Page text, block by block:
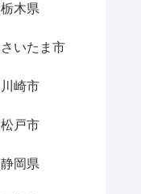
栃木県
さいたま市
川崎市
松戸市
静岡県